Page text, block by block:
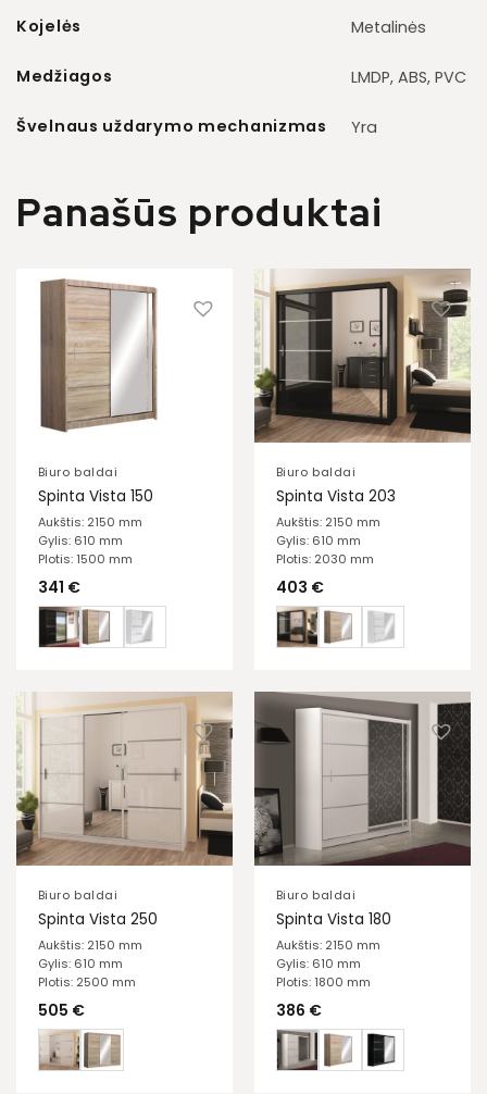
Kojelės Metalinės
Medžiagos LMDP, ABS, PVC
Švelnaus uždarymo mechanizmas Yra
Panašūs produktai
Biuro baldai
Spinta Vista 150
Aukštis: 2150 mm
Gylis: 610 mm
Plotis: 1500 mm
341 €
Biuro baldai
Spinta Vista 203
Aukštis: 2150 mm
Gylis: 610 mm
Plotis: 2030 mm
403 €
Biuro baldai
Spinta Vista 250
Aukštis: 2150 mm
Gylis: 610 mm
Plotis: 2500 mm
505 €
Biuro baldai
Spinta Vista 180
Aukštis: 2150 mm
Gylis: 610 mm
Plotis: 1800 mm
386 €